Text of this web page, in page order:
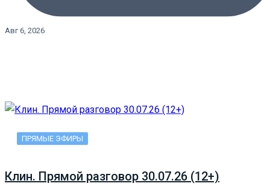
Авг 6, 2026
ПРЯМЫЕ ЭФИРЫ
Клин. Прямой разговор 30.07.26 (12+)